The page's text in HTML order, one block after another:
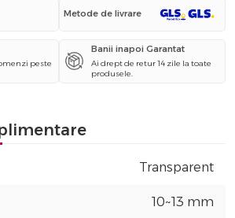
Metode de livrare
peste
Banii inapoi Garantat
Ai drept de retur 14 zile la toate
produsele.
Transparent
10~13 mm